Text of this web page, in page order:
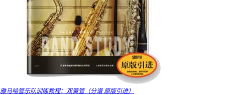
雅马哈管乐队训练教程：双簧管（分谱 原版引进）